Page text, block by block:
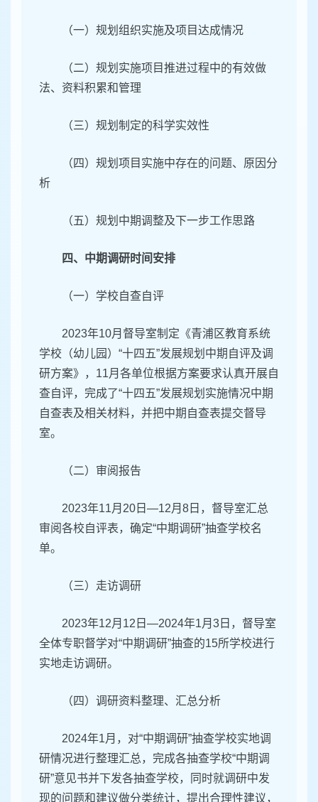
（一）规划组织实施及项目达成情况
（二）规划实施项目推进过程中的有效做
法、资料积累和管理
（三）规划制定的科学实效性
（四）规划项目实施中存在的问题、原因分
析
（五）规划中期调整及下一步工作思路
四、中期调研时间安排
（一）学校自查自评
2023年10月督导室制定《青浦区教育系统
学校（幼儿园）“十四五”发展规划中期自评及调
研方案》，11月各单位根据方案要求认真开展自
查自评，完成了“十四五”发展规划实施情况中期
自查表及相关材料，并把中期自查表提交督导
室。
（二）审阅报告
2023年11月20日—12月8日，督导室汇总
审阅各校自评表，确定“中期调研”抽查学校名
单。
（三）走访调研
2023年12月12日—2024年1月3日，督导室
全体专职督学对“中期调研”抽查的15所学校进行
实地走访调研。
（四）调研资料整理、汇总分析
2024年1月，对“中期调研”抽查学校实地调
研情况进行整理汇总，完成各抽查学校“中期调
研”意见书并下发各抽查学校，同时就调研中发
现的问题和建议做分类统计，提出合理性建议，